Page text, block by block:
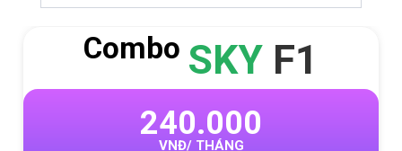
Combo SKY F1
240.000
VNĐ/ THÁNG